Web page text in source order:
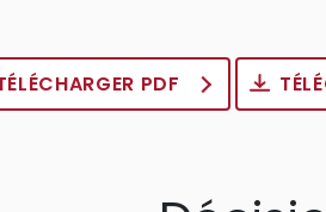
PDF